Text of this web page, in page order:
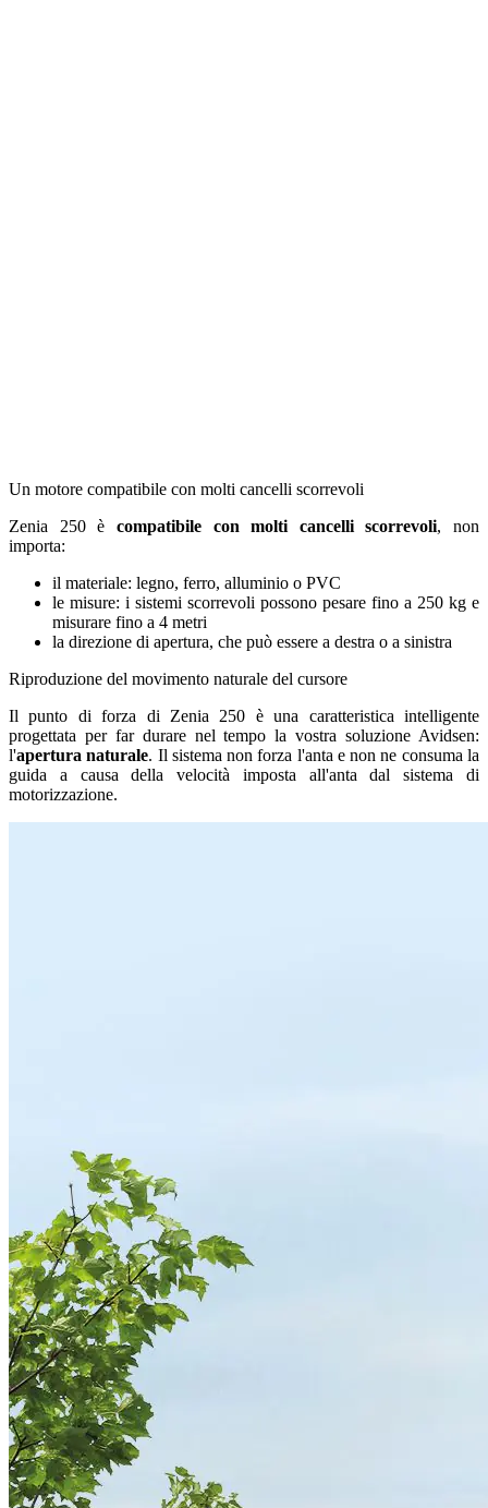
Un motore compatibile con molti cancelli scorrevoli
Zenia 250 è compatibile con molti cancelli scorrevoli, non
importa:
il materiale: legno, ferro, alluminio o PVC
le misure: i sistemi scorrevoli possono pesare fino a 250 kg e
misurare fino a 4 metri
la direzione di apertura, che può essere a destra o a sinistra
Riproduzione del movimento naturale del cursore
Il punto di forza di Zenia 250 è una caratteristica intelligente
progettata per far durare nel tempo la vostra soluzione Avidsen:
l'apertura naturale. Il sistema non forza l'anta e non ne consuma la
guida a causa della velocità imposta all'anta dal sistema di
motorizzazione.